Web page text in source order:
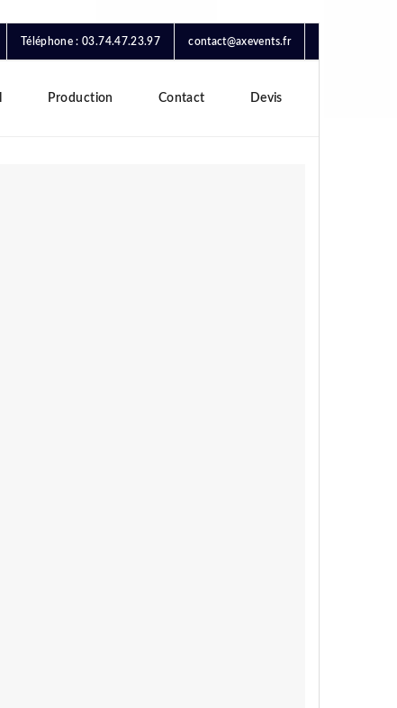
Téléphone : 03.74.47.23.97 contact@axevents.fr
Production Contact Devis